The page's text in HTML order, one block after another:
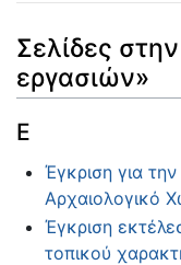
Μετάβαση σε:
Σελίδες
εργασιών»
Ε
Έγκριση για
Αρχαιολογικό
Έγκριση
τοπικού